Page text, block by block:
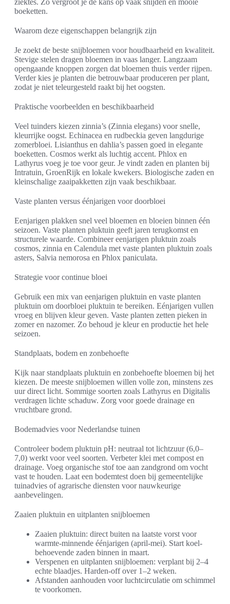
ziektes. Zo vergroot je de kans op vaak snijden en mooie
boeketten.
Waarom deze eigenschappen belangrijk zijn
Je zoekt de beste snijbloemen voor houdbaarheid en kwaliteit.
Stevige stelen dragen bloemen in vaas langer. Langzaam
opengaande knoppen zorgen dat bloemen thuis verder rijpen.
Verder kies je planten die betrouwbaar produceren per plant,
zodat je niet teleurgesteld raakt bij het oogsten.
Praktische voorbeelden en beschikbaarheid
Veel tuinders kiezen zinnia’s (Zinnia elegans) voor snelle,
kleurrijke oogst. Echinacea en rudbeckia geven langdurige
zomerbloei. Lisianthus en dahlia’s passen goed in elegante
boeketten. Cosmos werkt als luchtig accent. Phlox en
Lathyrus voeg je toe voor geur. Je vindt zaden en planten bij
Intratuin, GroenRijk en lokale kwekers. Biologische zaden en
kleinschalige zaaipakketten zijn vaak beschikbaar.
Vaste planten versus éénjarigen voor doorbloei
Eenjarigen plakken snel veel bloemen en bloeien binnen één
seizoen. Vaste planten pluktuin geeft jaren terugkomst en
structurele waarde. Combineer eenjarigen pluktuin zoals
cosmos, zinnia en Calendula met vaste planten pluktuin zoals
asters, Salvia nemorosa en Phlox paniculata.
Strategie voor continue bloei
Gebruik een mix van eenjarigen pluktuin en vaste planten
pluktuin om doorbloei pluktuin te bereiken. Eénjarigen vullen
vroeg en blijven kleur geven. Vaste planten zetten pieken in
zomer en nazomer. Zo behoud je kleur en productie het hele
seizoen.
Standplaats, bodem en zonbehoefte
Kijk naar standplaats pluktuin en zonbehoefte bloemen bij het
kiezen. De meeste snijbloemen willen volle zon, minstens zes
uur direct licht. Sommige soorten zoals Lathyrus en Digitalis
verdragen lichte schaduw. Zorg voor goede drainage en
vruchtbare grond.
Bodemadvies voor Nederlandse tuinen
Controleer bodem pluktuin pH: neutraal tot lichtzuur (6,0–
7,0) werkt voor veel soorten. Verbeter klei met compost en
drainage. Voeg organische stof toe aan zandgrond om vocht
vast te houden. Laat een bodemtest doen bij gemeentelijke
tuinadvies of agrarische diensten voor nauwkeurige
aanbevelingen.
Zaaien pluktuin en uitplanten snijbloemen
Zaaien pluktuin: direct buiten na laatste vorst voor
warmte-minnende éénjarigen (april-mei). Start koel-
behoevende zaden binnen in maart.
Verspenen en uitplanten snijbloemen: verplant bij 2–4
echte blaadjes. Harden-off over 1–2 weken.
Afstanden aanhouden voor luchtcirculatie om schimmel
te voorkomen.